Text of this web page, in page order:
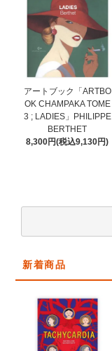
アートブック「ARTBO
OK CHAMPAKA TOME
3 ; LADIES」PHILIPPE
BERTHET
8,300円(税込9,130円)
新着商品